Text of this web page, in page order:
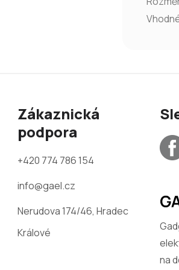
Zákaznická
podpora
+420 774 786 154
info@gael.cz
Nerudova 174/46, Hradec
Králové
na